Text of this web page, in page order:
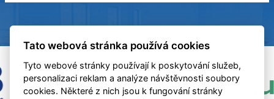
Tato webová stránka používá cookies
Tyto webové stránky používají k poskytování služeb,
personalizaci reklam a analýze návštěvnosti soubory
cookies. Některé z nich jsou k fungování stránky